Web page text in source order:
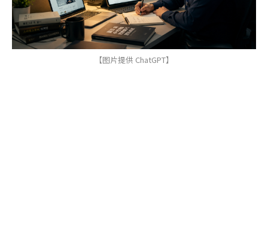
【图片提供 ChatGPT】